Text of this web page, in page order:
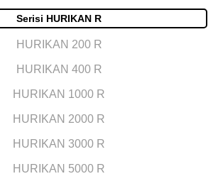
Serisi HURIKAN R
HURIKAN 200 R
HURIKAN 400 R
HURIKAN 1000 R
HURIKAN 2000 R
HURIKAN 3000 R
HURIKAN 5000 R